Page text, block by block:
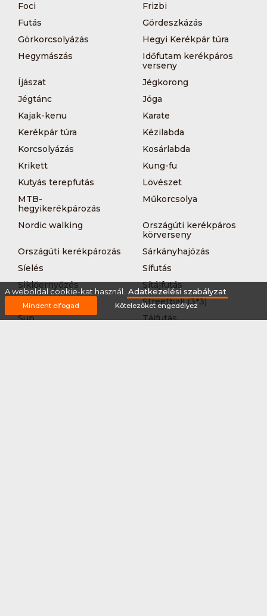
Foci
Frizbi
Futás
Gördeszkázás
Görkorcsolyázás
Hegyi Kerékpár túra
Hegymászás
Időfutam kerékpáros
verseny
Íjászat
Jégkorong
Jégtánc
Jóga
Kajak-kenu
Karate
Kerékpár túra
Kézilabda
Korcsolyázás
Kosárlabda
Krikett
Kung-fu
Kutyás terepfutás
Lövészet
MTB-
hegyikerékpározás
Műkorcsolya
Nordic walking
Országúti kerékpáros
körverseny
Országúti kerékpározás
Sárkányhajózás
Síelés
Sífutás
Siklőernyőzés
Sítájfutás
Sítúra
Streetball (3*3)
Sup
Tájfutás
A weboldal cookie-kat használ. Adatkezelési szabályzat
Mindent elfogad Kötelezőket engedélyez